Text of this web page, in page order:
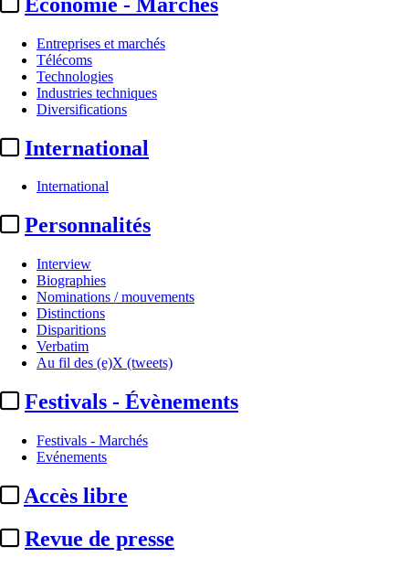
Entreprises et marchés
Télécoms
Technologies
Industries techniques
Diversifications
International
International
Personnalités
Interview
Biographies
Nominations / mouvements
Distinctions
Disparitions
Verbatim
Au fil des (e)X (tweets)
Festivals - Évènements
Festivals - Marchés
Evénements
Accès libre
Revue de presse
Marque Ushuaïa :
condamnée à verser près de
7 millions d’euros ...